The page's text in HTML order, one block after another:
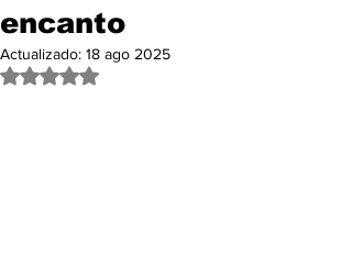
encanto
Actualizado: 18 ago 2025
Obtuvo NaN de 5 estrellas.